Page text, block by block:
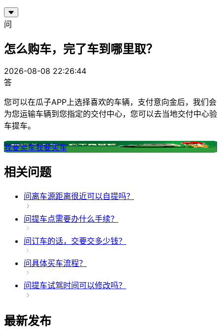
问
怎么购车，完了车到哪里取？
2026-08-08 22:26:44
答
您可以在瓜子APP上选择喜欢的车辆，支付意向金后，我们会
为您运输车辆到您指定的交付中心，您可以去当地交付中心验
车提车。
我要卖车我要买车
相关问题
问离车源距离很近可以自提吗？
问提车点需要办什么手续？
问订车的话，交要交多少钱？
问具体买车流程？
问提车试驾时间可以修改吗？
最新发布